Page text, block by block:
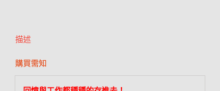
描述
購買需知